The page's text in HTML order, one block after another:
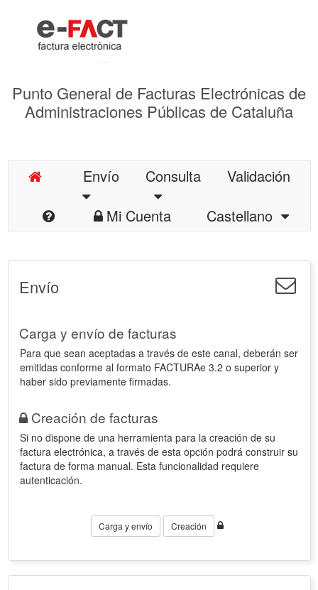
Punto General de Facturas Electrónicas de
Administraciones Públicas de Cataluña
Envío Consulta
Validación
Mi Cuenta
Castellano
Envío
Carga y envío de facturas
Para que sean aceptadas a través de este canal, deberán ser
emitidas conforme al formato FACTURAe 3.2 o superior y
haber sido previamente firmadas.
Creación de facturas
Si no dispone de una herramienta para la creación de su
factura electrónica, a través de esta opción podrá construir su
factura de forma manual. Esta funcionalidad requiere
autenticación.
Carga y envío Creación